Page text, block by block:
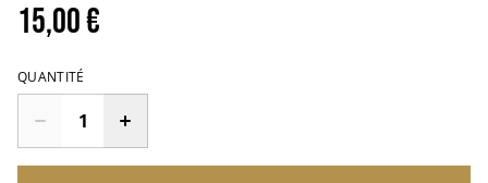
15,00 €
QUANTITÉ